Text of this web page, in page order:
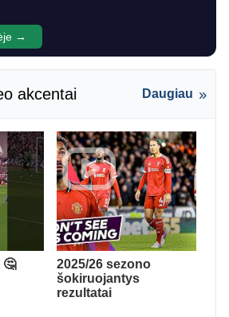
→
akcentai Daugiau
🤔
2025/26 sezono
šokiruojantys
rezultatai